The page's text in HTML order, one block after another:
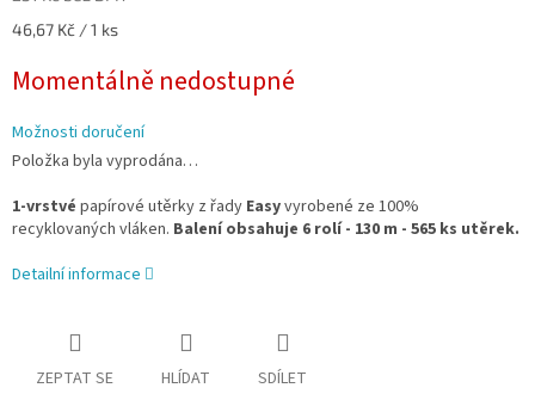
Měrná
46,67 Kč / 1 ks
Momentálně nedostupné
Možnosti doručení
Položka byla vyprodána…
1-vrstvé papírové utěrky z řady Easyvyrobené ze 100%
recyklovaných vláken. Baleníobsahuje 6 rolí - 130 m - 565 ks utěrek.
Detailní informace
ZEPTAT SE HLÍDAT SDÍLET